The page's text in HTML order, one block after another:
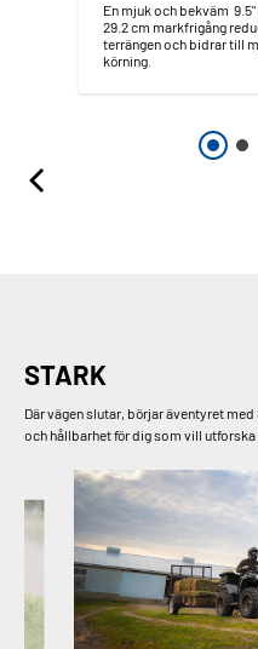
En mjuk och bekväm
29.2 cm markfrigång
terrängen och bidrar till
körning.
STARK
Där vägen slutar, börjar äventyret
och hållbarhet för dig som vill utforska